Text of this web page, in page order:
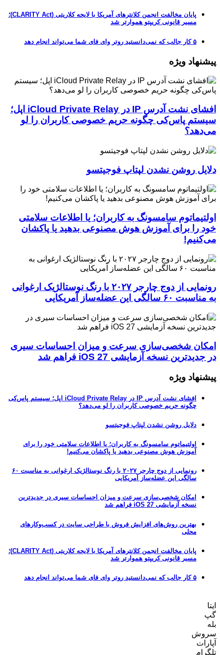
پایان مخالفت انجمن کلانترهای آمریکا با لایحه کلاریتی (CLARITY Act)؛
مسیر قانونی کریپتو هموارتر شد
۵ کار جالب که نمی‌دانستید روتر وای فای شما می‌تواند انجام دهد
پیشنهاد ویژه
افشای نشت آدرس IP در iCloud Private Relay اپل؛
سیستم پاس‌کی چگونه حریم خصوصی کاربران را لو
می‌دهد؟
دلایل روشن نشدن لپتاپ فوجیتسو
اولتیماتوم سامسونگ به کاربران؛ یا اطلاعات سلامتی
خود را برای آموزش هوش مصنوعی بدهید یا پاکشان
می‌کنیم!
رونمایی از دوج چارجر ۲۰۲۷ با رنگ نوستالژیک ارغوانی
به مناسبت ۶۰ سالگی این عضله‌ساز آمریکایی
امکان شخصی‌سازی سرعت و میزان احساسات سیری
در جدیدترین نسخه آزمایشی iOS 27 فراهم شد
پیشنهاد ویژه
افشای نشت آدرس IP در iCloud Private Relay اپل؛ سیستم پاس‌کی
چگونه حریم خصوصی کاربران را لو می‌دهد؟
دلایل روشن نشدن لپتاپ فوجیتسو
اولتیماتوم سامسونگ به کاربران؛ یا اطلاعات سلامتی خود را برای
آموزش هوش مصنوعی بدهید یا پاکشان می‌کنیم!
رونمایی از دوج چارجر ۲۰۲۷ با رنگ نوستالژیک ارغوانی به مناسبت ۶۰
سالگی این عضله‌ساز آمریکایی
امکان شخصی‌سازی سرعت و میزان احساسات سیری در جدیدترین
نسخه آزمایشی iOS 27 فراهم شد
بهترین روش‌های افزایش فروش با طراحی سایت در کسب‌وکارهای
محلی
پایان مخالفت انجمن کلانترهای آمریکا با لایحه کلاریتی (CLARITY Act)؛
مسیر قانونی کریپتو هموارتر شد
۵ کار جالب که نمی‌دانستید روتر وای فای شما می‌تواند انجام دهد
ایتا
گپ
بله
سروش
آپارات
تلگرام